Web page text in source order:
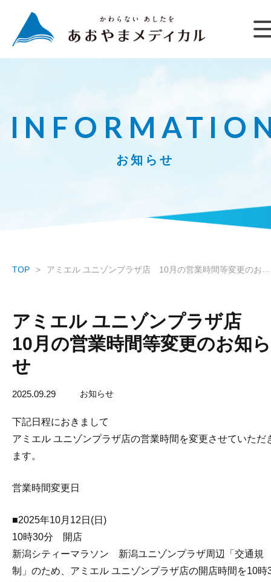
お知らせ
TOP アミエル ユニゾンプラザ店 10月の営業時間等変更のお知らせ
アミエル ユニゾンプラザ店
10月の営業時間等変更のお知ら
せ
2025.09.29 お知らせ
下記日程におきまして
アミエル ユニゾンプラザ店の営業時間を変更させていただ
ます。
営業時間変更日
■2025年10月12日(日)
10時30分 開店
新潟シティーマラソン 新潟ユニゾンプラザ周辺「交通規
制」のため、アミエル ユニゾンプラザ店の開店時間を10時